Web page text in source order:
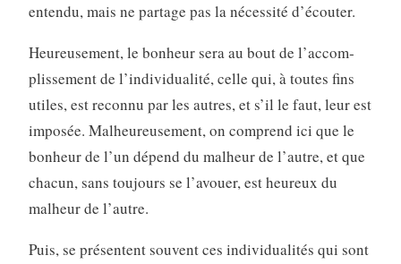
entendu, mais ne partage pas la nécessité d’écouter.
Heureusement, le bonheur sera au bout de l’accom­
plissement de l’individualité, celle qui, à toutes fins
utiles, est reconnu par les autres, et s’il le faut, leur est
imposée. Malheureusement, on comprend ici que le
bonheur de l’un dépend du malheur de l’autre, et que
chacun, sans toujours se l’avouer, est heureux du
malheur de l’autre.
Puis, se présentent souvent ces individualités qui sont